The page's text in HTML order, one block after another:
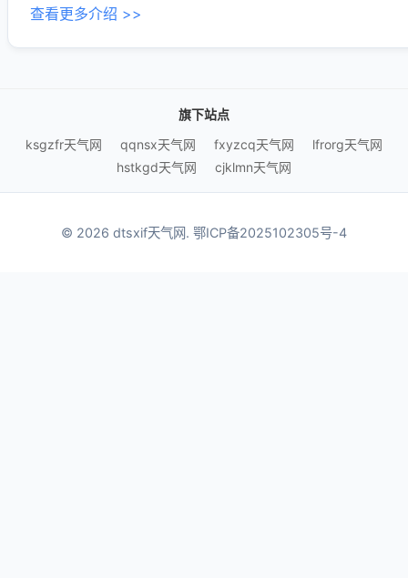
查看更多介绍 >>
旗下站点
ksgzfr天气网
qqnsx天气网 fxyzcq天气网
lfrorg天气网
hstkgd天气网
cjklmn天气网
© 2026 dtsxif天气网. 鄂ICP备2025102305号-4